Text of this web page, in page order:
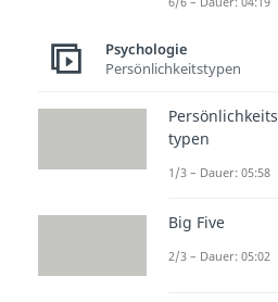
Psychologie
Persönlichkeitstypen
Persönlichkeits
typen
1/3 – Dauer: 05:58
Big Five
2/3 – Dauer: 05:02